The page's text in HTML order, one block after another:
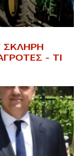
ΣΚΛΗΡΗ
– ΤΙ